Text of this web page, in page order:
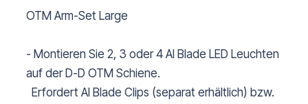
OTM Arm-Set Large
- Montieren Sie 2, 3 oder 4 AI Blade LED Leuchten
auf der D-D OTM Schiene.
Erfordert AI Blade Clips (separat erhältlich) bzw.